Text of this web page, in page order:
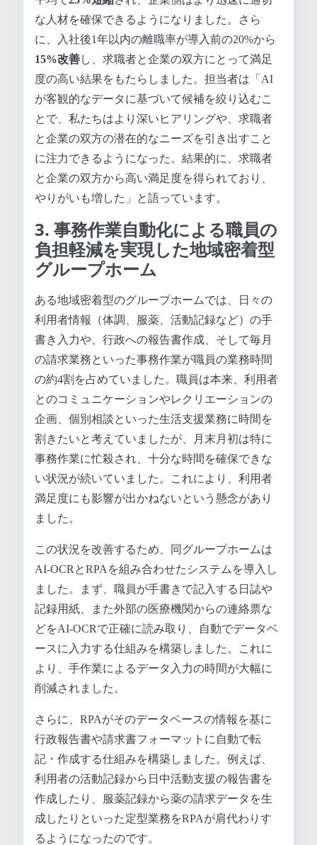
な人材を確保できるようになりました。さら
に、入社後1年以内の離職率が導入前の20%から
15%改善し、求職者と企業の双方にとって満足
度の高い結果をもたらしました。担当者は「AI
が客観的なデータに基づいて候補を絞り込むこ
とで、私たちはより深いヒアリングや、求職者
と企業の双方の潜在的なニーズを引き出すこと
に注力できるようになった。結果的に、求職者
と企業の双方から高い満足度を得られており、
やりがいも増した」と語っています。
3. 事務作業自動化による職員の
負担軽減を実現した地域密着型
グループホーム
ある地域密着型のグループホームでは、日々の
利用者情報（体調、服薬、活動記録など）の手
書き入力や、行政への報告書作成、そして毎月
の請求業務といった事務作業が職員の業務時間
の約4割を占めていました。職員は本来、利用者
とのコミュニケーションやレクリエーションの
企画、個別相談といった生活支援業務に時間を
割きたいと考えていましたが、月末月初は特に
事務作業に忙殺され、十分な時間を確保できな
い状況が続いていました。これにより、利用者
満足度にも影響が出かねないという懸念があり
ました。
この状況を改善するため、同グループホームは
AI-OCRとRPAを組み合わせたシステムを導入し
ました。まず、職員が手書きで記入する日誌や
記録用紙、また外部の医療機関からの連絡票な
どをAI-OCRで正確に読み取り、自動でデータベ
ースに入力する仕組みを構築しました。これに
より、手作業によるデータ入力の時間が大幅に
削減されました。
さらに、RPAがそのデータベースの情報を基に
行政報告書や請求書フォーマットに自動で転
記・作成する仕組みを構築しました。例えば、
利用者の活動記録から日中活動支援の報告書を
作成したり、服薬記録から薬の請求データを生
成したりといった定型業務をRPAが肩代わりす
るようになったのです。